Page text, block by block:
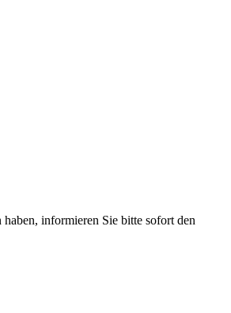
informieren Sie bitte sofort den